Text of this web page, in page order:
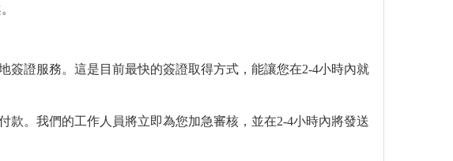
簽證服務。這是目前最快的簽證取得方式，能讓您在2-4小時內就
款。我們的工作人員將立即為您加急審核，並在2-4小時內將發送